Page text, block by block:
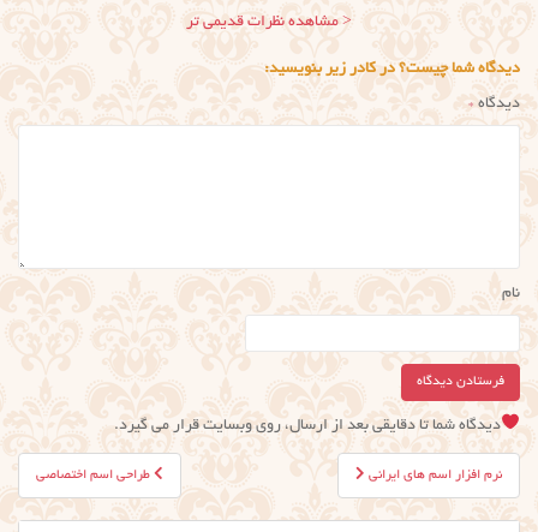
ناوبری
نظر
< مشاهده نظرات قدیمی تر
دیدگاه شما چیست؟ در کادر زیر بنویسید:
دیدگاه*
نام
دیدگاه شما تا دقایقی بعد از ارسال، روی وبسایت قرار می گیرد.
راهبری
نوشته
طراحی اسم اختصاصی نرم افزار اسم های ایرانی